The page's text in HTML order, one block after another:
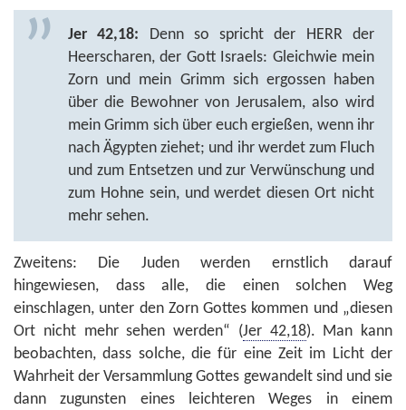
Jer 42,18: Denn so spricht der HERR der
Heerscharen, der Gott Israels: Gleichwie mein
Zorn und mein Grimm sich ergossen haben
über die Bewohner von Jerusalem, also wird
mein Grimm sich über euch ergießen, wenn ihr
nach Ägypten ziehet; und ihr werdet zum Fluch
und zum Entsetzen und zur Verwünschung und
zum Hohne sein, und werdet diesen Ort nicht
mehr sehen.
Zweitens: Die Juden werden ernstlich darauf
hingewiesen, dass alle, die einen solchen Weg
einschlagen, unter den Zorn Gottes kommen und „diesen
Ort nicht mehr sehen werden“ (Jer 42,18). Man kann
beobachten, dass solche, die für eine Zeit im Licht der
Wahrheit der Versammlung Gottes gewandelt sind und sie
dann zugunsten eines leichteren Weges in einem